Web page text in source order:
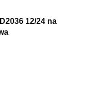
12/24 na